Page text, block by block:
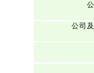
公司